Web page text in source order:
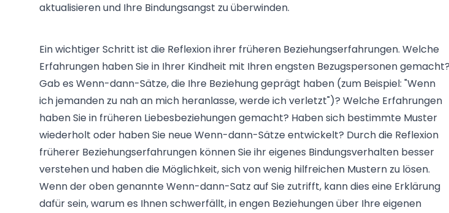
aktualisieren und Ihre Bindungsangst zu überwinden.
Ein wichtiger Schritt ist die Reflexion ihrer früheren Beziehungserfahrungen. Welche
Erfahrungen haben Sie in Ihrer Kindheit mit Ihren engsten Bezugspersonen gemacht?
Gab es Wenn-dann-Sätze, die Ihre Beziehung geprägt haben (zum Beispiel: "Wenn
ich jemanden zu nah an mich heranlasse, werde ich verletzt")? Welche Erfahrungen
haben Sie in früheren Liebesbeziehungen gemacht? Haben sich bestimmte Muster
wiederholt oder haben Sie neue Wenn-dann-Sätze entwickelt? Durch die Reflexion
früherer Beziehungserfahrungen können Sie ihr eigenes Bindungsverhalten besser
verstehen und haben die Möglichkeit, sich von wenig hilfreichen Mustern zu lösen.
Wenn der oben genannte Wenn-dann-Satz auf Sie zutrifft, kann dies eine Erklärung
dafür sein, warum es Ihnen schwerfällt, in engen Beziehungen über Ihre eigenen